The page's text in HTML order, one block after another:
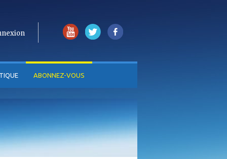
ABONNEZ-VOUS